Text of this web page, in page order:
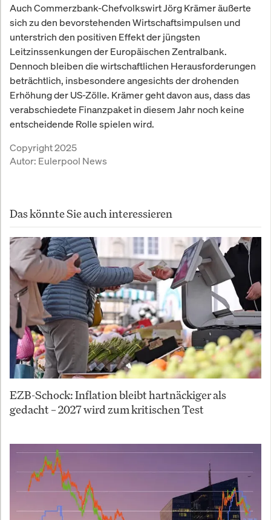
Auch Commerzbank-Chefvolkswirt Jörg Krämer äußerte
sich zu den bevorstehenden Wirtschaftsimpulsen und
unterstrich den positiven Effekt der jüngsten
Leitzinssenkungen der Europäischen Zentralbank.
Dennoch bleiben die wirtschaftlichen Herausforderungen
beträchtlich, insbesondere angesichts der drohenden
Erhöhung der US-Zölle. Krämer geht davon aus, dass das
verabschiedete Finanzpaket in diesem Jahr noch keine
entscheidende Rolle spielen wird.
Copyright 2025
Autor: Eulerpool News
Das könnte Sie auch interessieren
EZB-Schock: Inflation bleibt hartnäckiger als
gedacht – 2027 wird zum kritischen Test